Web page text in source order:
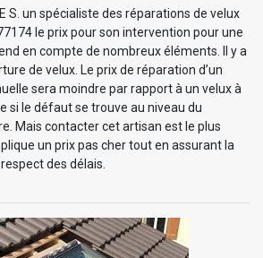
S. un spécialiste des réparations de velux
le prix pour son intervention pour une
en compte de nombreux éléments. Il y a
de velux. Le prix de réparation d’un
sera moindre par rapport à un velux à
si le défaut se trouve au niveau du
Mais contacter cet artisan est le plus
un prix pas cher tout en assurant la
des délais.